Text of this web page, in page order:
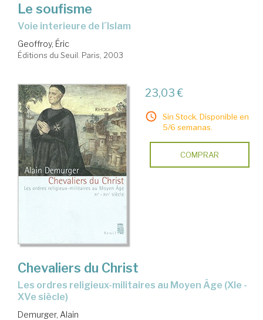
Le soufisme
voie interieure de l´Islam
Geoffroy, Éric
Éditions du Seuil. Paris, 2003
23,03 €
Sin Stock. Disponible en
5/6 semanas.
COMPRAR
Chevaliers du Christ
les ordres religieux-militaires au Moyen Âge (XIe -
XVe siècle)
Demurger, Alain